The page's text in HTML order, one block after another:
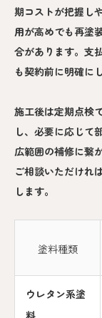
期コストが把握し
用が高めでも再塗
合があります。支
も契約前に明確に
施工後は定期点検
し、必要に応じて
広範囲の補修に繋
ご相談いただけれ
します。
塗料種類
ウレタン系塗